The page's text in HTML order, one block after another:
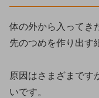
体の外から入ってき
先のつめを作り出す
原因はさまざまです
いです。